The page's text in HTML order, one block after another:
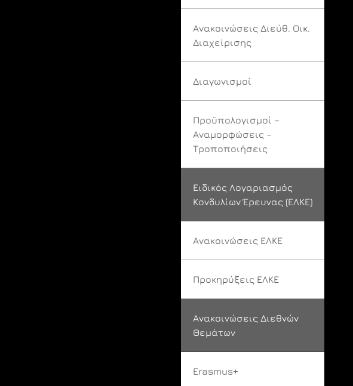
Ανακοινώσεις Διεύθ. Οικ.
Διαχείρισης
Διαγωνισμοί
Προϋπολογισμοί –
Αναμορφώσεις –
Τροποποιήσεις
Ειδικός Λογαριασμός
Κονδυλίων Έρευνας (ΕΛΚΕ)
Ανακοινώσεις ΕΛΚΕ
Προκηρύξεις ΕΛΚΕ
Ανακοινώσεις Διεθνών
Θεμάτων
Erasmus+